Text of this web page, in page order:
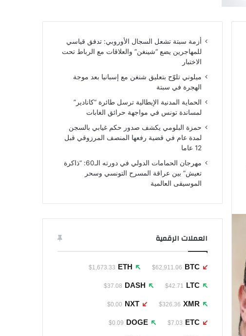
أزمة سبتة تشعل السجال الأوروبي: تدفق قياسي
للمهاجرين يضع “شينغن” والعلاقات مع الرباط تحت
الاختبار
ميلوني تلوّح بتعليق شنغن مع إسبانيا بعد موجة
الهجرة في سبتة
الحماية المدنية الإيطالية ترسل طائرة “كانادير”
لمساندة تونس في مواجهة حرائق الغابات
حمزة البلومي يكشف صدور حكم غيابي بالسجن
لمدة عام في قضية رفعها المنصف المرزوقي قبل
12 عاما
مهرجان الحمامات الدولي في دورته الـ60: “ذاكرة
تعيش” بين عراقة المسرح التونسي وسحر
الموسيقى العالمية
العملات الرقمية
BTC
$62,911.06
ETH
$1,673.33
LTC
$42.71
DASH
$37.08
XMR
$326.36
NXT
$0.00
ETC
$7.03
DOGE
$0.09